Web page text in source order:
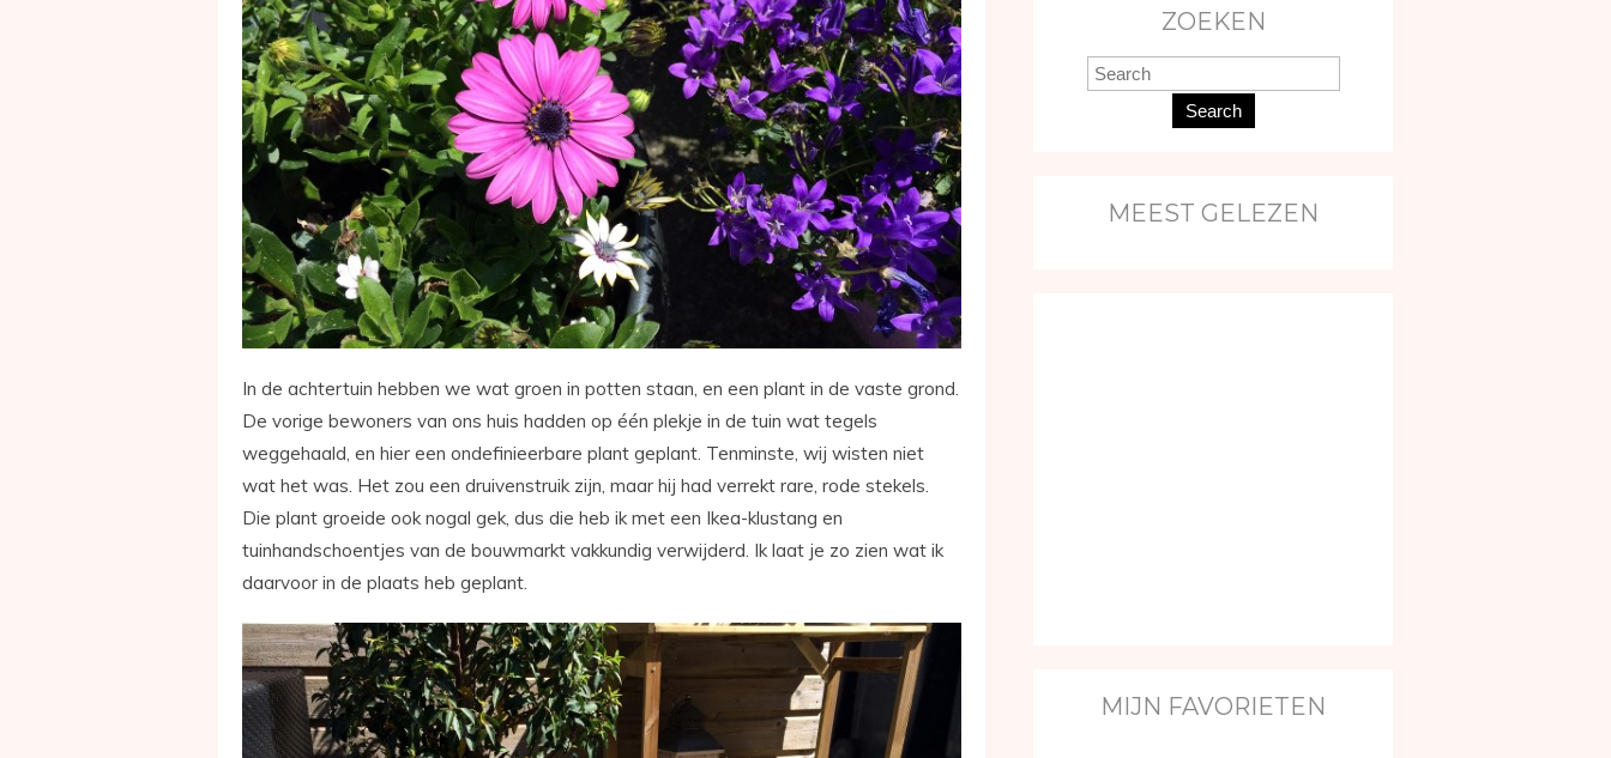
In de achtertuin hebben we wat groen in potten staan, en een plant in de vaste grond.
De vorige bewoners van ons huis hadden op één plekje in de tuin wat tegels
weggehaald, en hier een ondefinieerbare plant geplant. Tenminste, wij wisten niet
wat het was. Het zou een druivenstruik zijn, maar hij had verrekt rare, rode stekels.
Die plant groeide ook nogal gek, dus die heb ik met een Ikea-klustang en
tuinhandschoentjes van de bouwmarkt vakkundig verwijderd. Ik laat je zo zien wat ik
daarvoor in de plaats heb geplant.
ZOEKEN
Search
MEEST GELEZEN
MIJN FAVORIETEN